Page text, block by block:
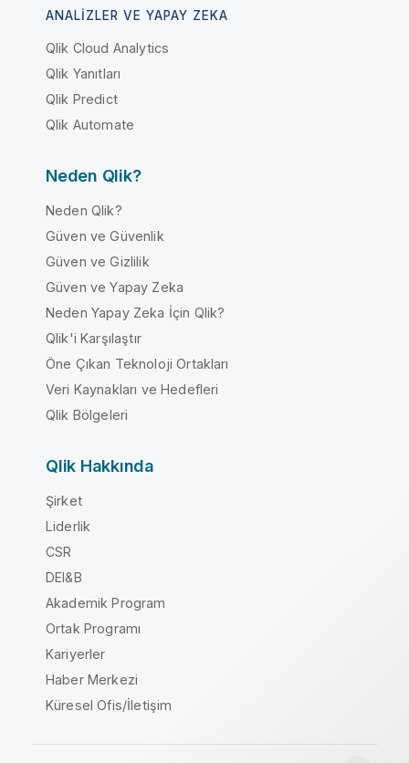
ANALIZLER VE YAPAY ZEKA
Qlik Cloud Analytics
Qlik Yanıtları
Qlik Predict
Qlik Automate
Neden Qlik?
Neden Qlik?
Güven ve Güvenlik
Güven ve Gizlilik
Güven ve Yapay Zeka
Neden Yapay Zeka İçin Qlik?
Qlik'i Karşılaştır
Öne Çıkan Teknoloji Ortakları
Veri Kaynakları ve Hedefleri
Qlik Bölgeleri
Qlik Hakkında
Şirket
Liderlik
CSR
DEI&B
Akademik Program
Ortak Programı
Kariyerler
Haber Merkezi
Küresel Ofis/İletişim